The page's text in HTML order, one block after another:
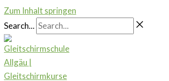
Zum Inhalt springen
Search...